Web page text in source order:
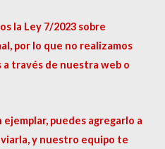
la Ley 7/2023 sobre
por lo que no realizamos
través de nuestra web o
puedes agregarlo a
y nuestro equipo te